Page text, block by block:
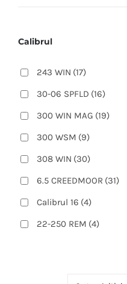
Calibrul
243 WIN (17)
30-06 SPFLD (16)
300 WIN MAG (19)
300 WSM (9)
308 WIN (30)
6.5 CREEDMOOR (31)
Calibrul 16 (4)
22-250 REM (4)